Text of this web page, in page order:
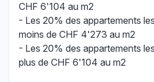
CHF 6'104 au m2
- Les 20% des appartements
moins de CHF 4'273 au m2
- Les 20% des appartements
plus de CHF 6'104 au m2